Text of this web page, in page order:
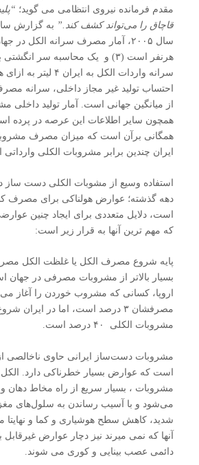
مقدم فرمانده نیروی انتظامی می گوید؛
قاچاق را می‌تواند کشف کند .” به گزارش
هرنفر است (۳) و یک محاسبه سر
سرانه واردات الکل به
احتساب تولید غیر مجاز داخلی، سرانه مصرف
از میانگین جهانی است. آمار تولید داخلی
همچون سایر اطلاعات این عرصه در پرده
همگانی برآن است که میزان مصرف
ایران چندین برابر مشروبات الکلی
استفاده وسیع از مشوبات الکلی دست ساز
دهه گذشته؛ عوارض هولناکی برای مصرف
است، دلایل متعددی برای ایجاد چنین
که مهم ترین آنها به قرار زیر است:
پایه شروع مصرف الکل یا غلظت الکل
بسیار بالاتر از مشروبات مصرفی در جهان
اروپا، کسانی که مشروب خوردن را آغاز
مصرفشان ۳ درصد است، اما در
مشروبات الکلی ۴۰ درصد است.
مشروبات دست‌ساز ایرانی حاوی ناخالصی
است که عوارض بسیار خطرناکی دارد. الکل
مشروبات ، بسیار سریع از راه مخاط
می‌شود و با آسیب رساندن به سلول‌های
شدید، کاهش سطح هوشیاری و کما و
آنها که نمی میرند نیز دچار عوارض
دائمی عصب بینایی و کوری می شوند.